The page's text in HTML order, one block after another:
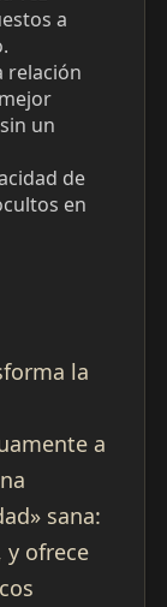
a
relación
un
de
en
la
a
sana:
y ofrece